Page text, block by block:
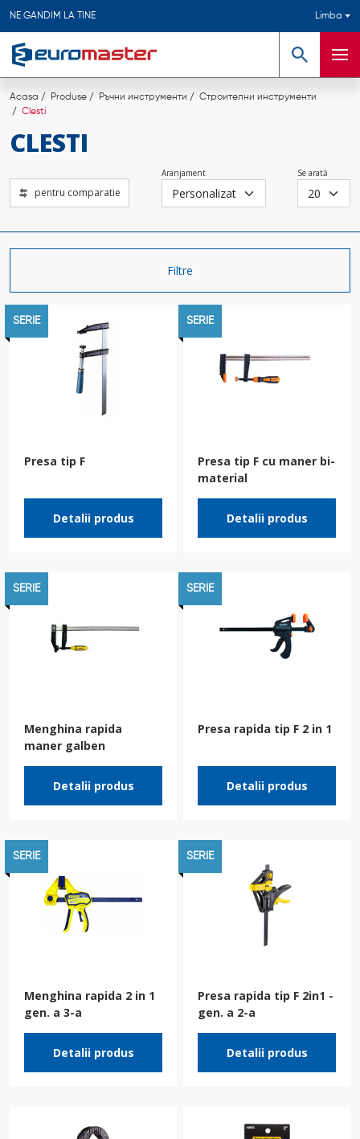
NE GANDIM LA TINE Limba
Căutare
Acasa Produse Ръчни инструменти
Строителни инструменти
Clesti
CLESTI
pentru comparatie
Aranjament Se arată
Filtre
SERIE
Presa tip F
Detalii produs
SERIE
Presa tip F cu maner bi-
material
Detalii produs
SERIE
Menghina rapida
maner galben
Detalii produs
SERIE
Presa rapida tip F 2 in 1
Detalii produs
SERIE
Menghina rapida 2 in 1
gen. a 3-a
Detalii produs
SERIE
Presa rapida tip F 2in1 -
gen. a 2-a
Detalii produs